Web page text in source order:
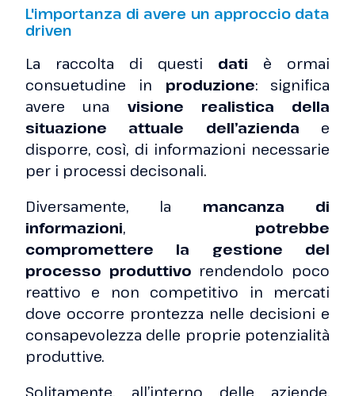
L'importanza di avere un approccio data
driven
La raccolta di questi dati è ormai
consuetudine in produzione: significa
avere una visione realistica della
situazione attuale dell’azienda e
disporre, così, di informazioni necessarie
per i processi decisonali.
Diversamente, la mancanza di
informazioni, potrebbe
compromettere la gestione del
processo produttivo rendendolo poco
reattivo e non competitivo in mercati
dove occorre prontezza nelle decisioni e
consapevolezza delle proprie potenzialità
produttive.
Solitamente, all’interno delle aziende,